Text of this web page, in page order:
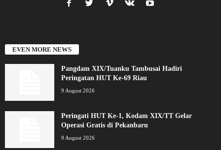
EVEN MORE NEWS
Pangdam XIX/Tuanku Tambusai Hadiri
Peringatan HUT Ke-69 Riau
9 August 2026
Peringati HUT Ke-1, Kodam XIX/TT Gelar
Operasi Gratis di Pekanbaru
9 August 2026